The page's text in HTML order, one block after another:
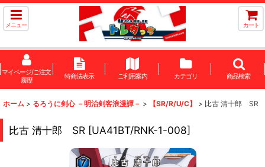
メニュー カート
マイページ/ご注文
履歴
特商法表示 ご利用案内 カテゴリ 商品検索
ホーム > るろうに剣心 －明治剣客浪漫譚－ > 【SR/R/U/C】 > 比古 清十郎 SR
比古 清十郎 SR [UA41BT/RNK-1-008]